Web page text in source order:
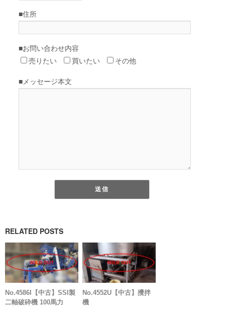
RELATED POSTS
No.4586I【中古】SSI製
二軸破砕機 100馬力
No.4552U【中古】攪拌
機